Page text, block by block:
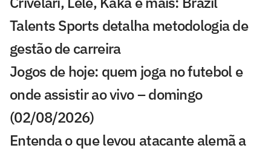
Talents Sports detalha metodologia de
gestão de carreira
Jogos de hoje: quem joga no futebol e
onde assistir ao vivo – domingo
(02/08/2026)
Entenda o que levou atacante alemã a